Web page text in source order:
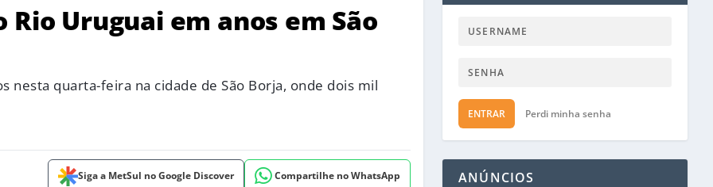
Uruguai em anos em São
nesta quarta-feira na cidade de São Borja, onde dois mil
Siga a MetSul no Google Discover Compartilhe no WhatsApp
ENTRAR Perdi minha senha
ANÚNCIOS